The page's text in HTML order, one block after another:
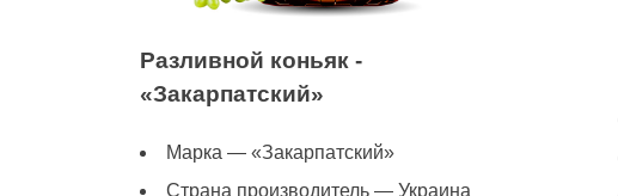
Разливной коньяк -
«Закарпатский»
Марка — «Закарпатский»
Страна производитель — Украина